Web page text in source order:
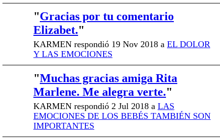
"Gracias por tu comentario
Elizabet."
KARMEN respondió 19 Nov 2018 a EL DOLOR
Y LAS EMOCIONES
"Muchas gracias amiga Rita
Marlene. Me alegra verte."
KARMEN respondió 2 Jul 2018 a LAS
EMOCIONES DE LOS BEBÉS TAMBIÉN SON
IMPORTANTES